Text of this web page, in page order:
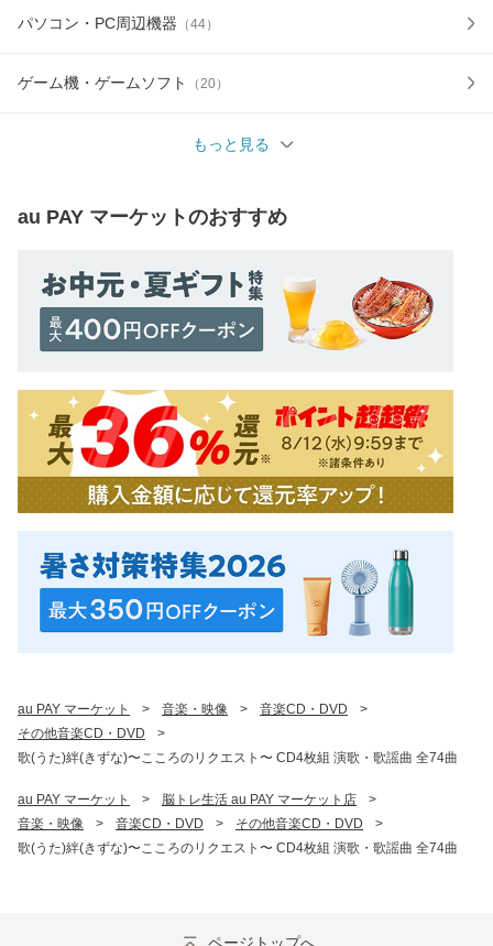
パソコン・PC周辺機器 （44）
ゲーム機・ゲームソフト （20）
もっと見る
au PAY マーケットのおすすめ
au PAY マーケット > 音楽・映像 > 音楽CD・DVD
>
その他音楽CD・DVD
>
歌(うた)絆(きずな)〜こころのリクエスト〜 CD4枚組 演歌・歌謡曲 全74曲
au PAY マーケット > 脳トレ生活 au PAY マーケット店
>
音楽・映像
> 音楽CD・DVD > その他音楽CD・DVD
>
歌(うた)絆(きずな)〜こころのリクエスト〜 CD4枚組 演歌・歌謡曲 全74曲
ページトップへ